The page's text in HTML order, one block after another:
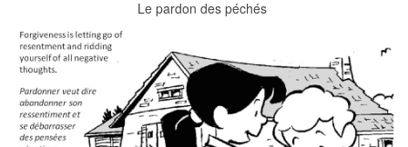
Le pardon des péchés